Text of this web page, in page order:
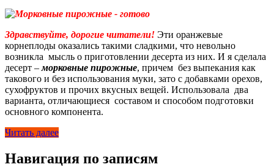
Здравствуйте, дорогие читатели! Эти оранжевые
корнеплоды оказались такими сладкими, что невольно
возникла мысль о приготовлении десерта из них. И я сделала
десерт –морковные пирожные, причем без выпекания как
такового и без использования муки, зато с добавками орехов,
сухофруктов и прочих вкусных вещей. Использовала два
варианта, отличающиеся составом и способом подготовки
основного компонента.
Читать далее
Навигация по записям